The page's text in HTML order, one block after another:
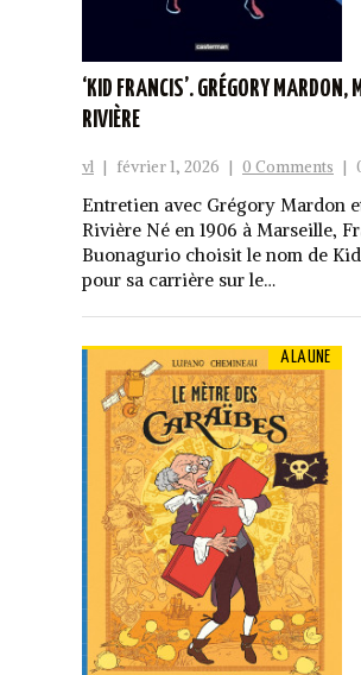
‘KID FRANCIS’. GRÉGORY MARDON,
RIVIÈRE
vl | février 1, 2026 | 0 Comments |
Entretien avec Grégory Mardon
Rivière Né en 1906 à Marseille,
Buonagurio choisit le nom de
pour sa carrière sur le…
A LA UNE